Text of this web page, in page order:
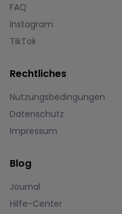
FAQ
Instagram
TikTok
Rechtliches
Nutzungsbedingungen
Datenschutz
Impressum
Blog
Journal
Hilfe-Center